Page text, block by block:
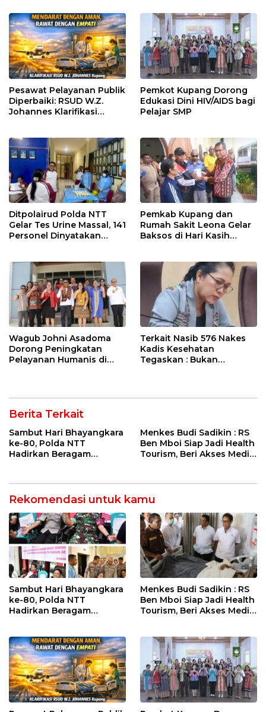
Timor Leste
Pesawat Pelayanan Publik
Diperbaiki: RSUD W.Z.
Johannes Klarifikasi
Pemkot Kupang Dorong
Edukasi Dini HIV/AIDS bagi
Pelajar SMP
Ditpolairud Polda NTT
Gelar Tes Urine Massal, 141
Personel Dinyatakan
Pemkab Kupang dan
Rumah Sakit Leona Gelar
Baksos di Hari Kasih
Wagub Johni Asadoma
Dorong Peningkatan
Pelayanan Humanis di
Terkait Nasib 576 Nakes
Kadis Kesehatan
Tegaskan : Bukan
Berita Terkait
Sambut Hari Bhayangkara
ke-80, Polda NTT
Hadirkan Beragam
Menkes Budi Sadikin : RS
Ben Mboi Siap Jadi Health
Tourism, Beri Akses Medis
Timor Leste
Rekomendasi untuk kamu
Sambut Hari Bhayangkara
ke-80, Polda NTT
Hadirkan Beragam
Menkes Budi Sadikin : RS
Ben Mboi Siap Jadi Health
Tourism, Beri Akses Medis
Timor Leste